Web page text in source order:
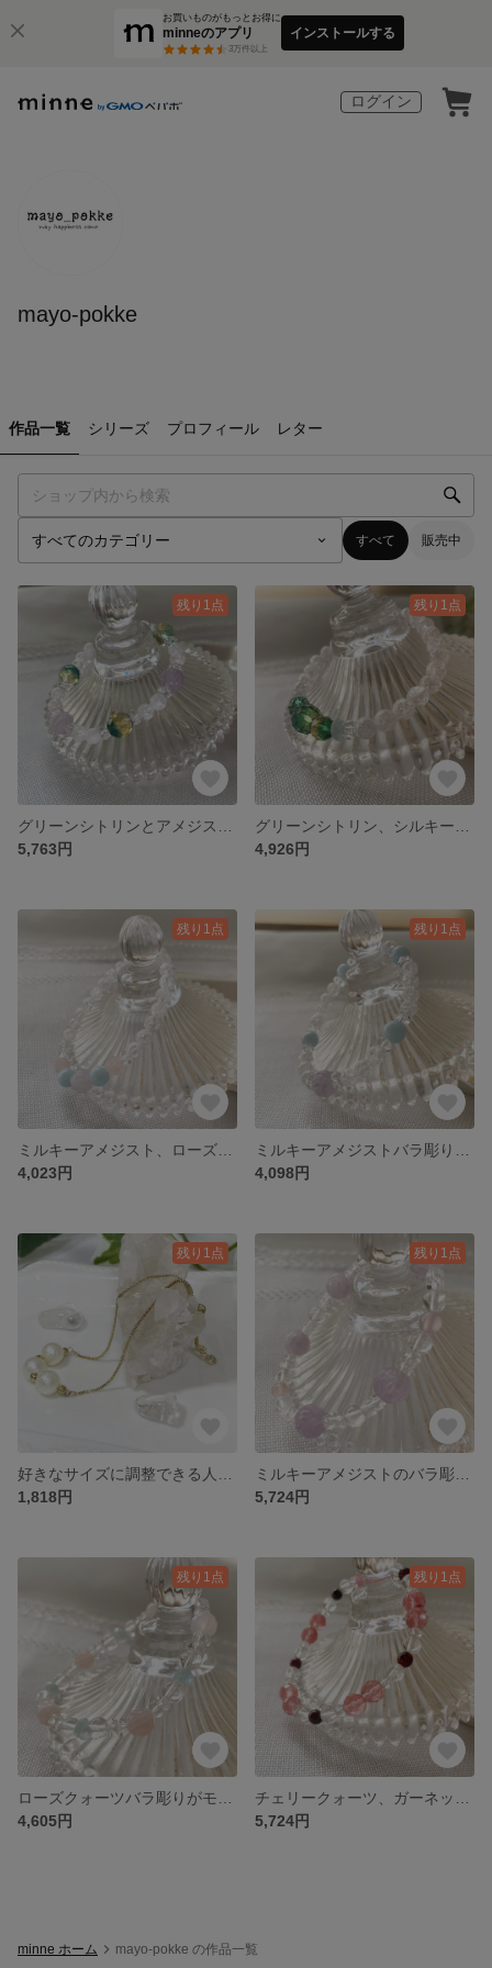
お買いものがもっとお得に
minneのアプリ
3万件以上
インストールする
ログイン
mayo-pokke
作品一覧 シリーズ プロフィール レター
すべて 販売中
残り1点
5,763円
残り1点
4,926円
残り1点
4,023円
残り1点
4,098円
残り1点
1,818円
残り1点
5,724円
残り1点
4,605円
残り1点
5,724円
minne ホーム mayo-pokke の作品一覧